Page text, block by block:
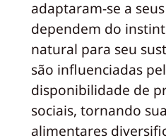
adaptaram-se a
dependem do
natural para seu
são influenciadas
disponibilidade de
sociais, tornando
alimentares